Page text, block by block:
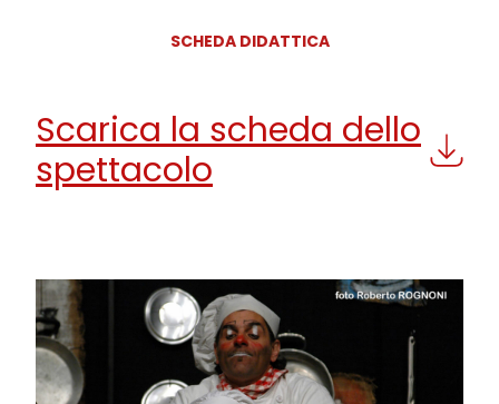
SCHEDA DIDATTICA
Scarica la scheda dello
spettacolo